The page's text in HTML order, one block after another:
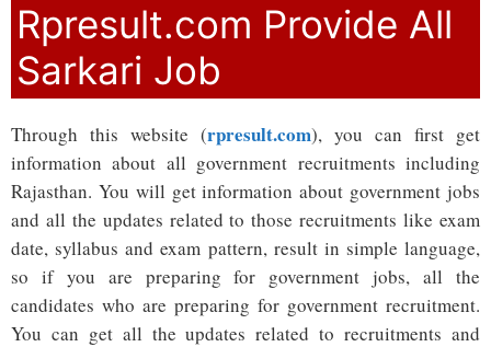
Rpresult.com Provide All
Sarkari Job
Through this website (rpresult.com), you can first get
information about all government recruitments including
Rajasthan. You will get information about government jobs
and all the updates related to those recruitments like exam
date, syllabus and exam pattern, result in simple language,
so if you are preparing for government jobs, all the
candidates who are preparing for government recruitment.
You can get all the updates related to recruitments and